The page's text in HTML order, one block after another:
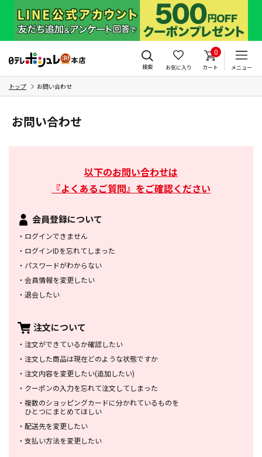
検索 お気に入り
0
カート メニュー
トップ お問い合わせ
お問い合わせ
以下のお問い合わせは
『よくあるご質問』をご確認ください
会員登録について
・ ログインできません
・ ログインIDを忘れてしまった
・ パスワードがわからない
・ 会員情報を変更したい
・ 退会したい
注文について
・ 注文ができているか確認したい
・ 注文した商品は現在どのような状態ですか
・ 注文内容を変更したい(追加したい)
・ クーポンの入力を忘れて注文してしまった
・ 複数のショッピングカードに分かれているものを
ひとつにまとめてほしい
・ 配送先を変更したい
・ 支払い方法を変更したい